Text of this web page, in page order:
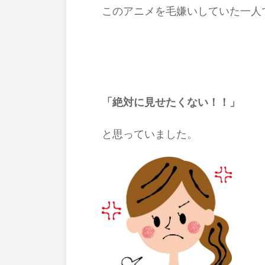
このアニメを毛嫌いしていた一人
「絶対に見せたくない！！」
と思っていました。